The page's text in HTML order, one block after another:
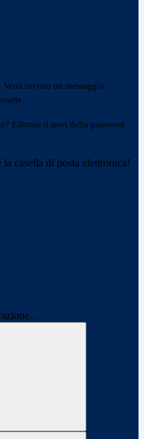
Verrà inviato un messaggio
Effettua il reset della password
casella di posta elettronica!